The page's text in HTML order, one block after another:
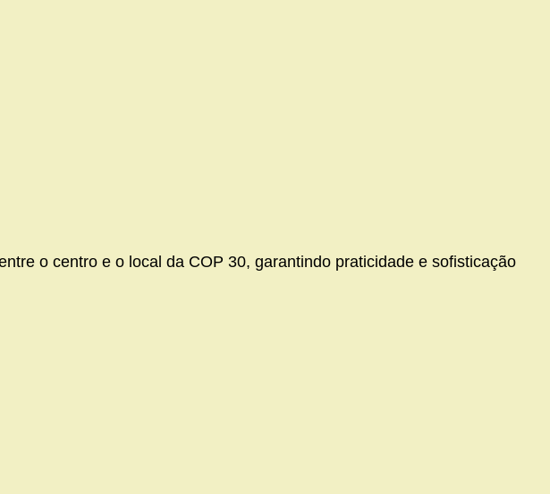
o centro e o local da COP 30, garantindo praticidade e sofisticação